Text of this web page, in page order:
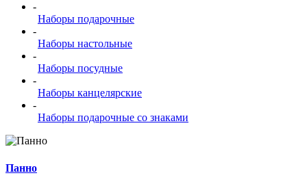
-
Наборы подарочные
-
Наборы настольные
-
Наборы посудные
-
Наборы канцелярские
-
Наборы подарочные со знаками
Панно